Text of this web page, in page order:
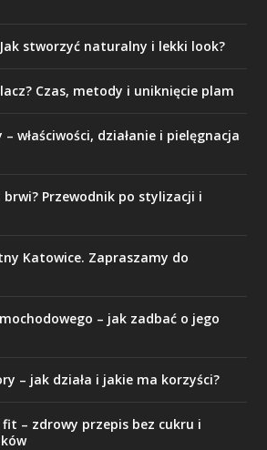
stworzyć naturalny i lekki look?
Czas, metody i uniknięcie plam
właściwości, działanie i pielęgnacja
brwi? Przewodnik po stylizacji i
Katowice. Zapraszamy do
– jak zadbać o jego
– jak działa i jakie ma korzyści?
– zdrowy przepis bez cukru i